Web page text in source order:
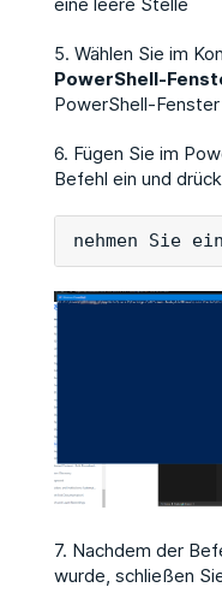
5. Wählen Sie im
PowerShell-
PowerShell-
6. Fügen Sie im
Befehl ein und
nehmen Sie
7. Nachdem der
wurde, schließen